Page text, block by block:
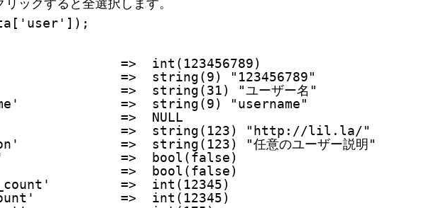
ックすると全選択します。
=>  int(123456789)
=>  string(9) "123456789"
=>  string(31) "ユーザー名"
=>  string(9) "username"
=>  NULL
=>  string(123) "http://lil.la/"
=>  string(123) "任意のユーザー説明"
=>  bool(false)
=>  bool(false)
=>  int(12345)
=>  int(12345)